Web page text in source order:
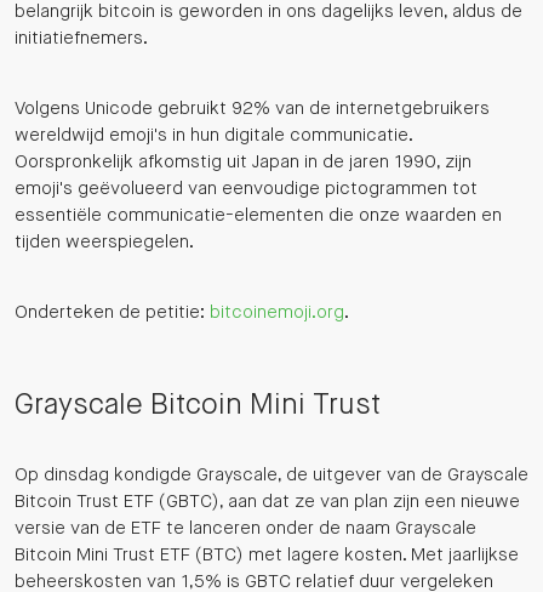
belangrijk bitcoin is geworden in ons dagelijks leven, aldus de
initiatiefnemers.
Volgens Unicode gebruikt 92% van de internetgebruikers
wereldwijd emoji's in hun digitale communicatie.
Oorspronkelijk afkomstig uit Japan in de jaren 1990, zijn
emoji's geëvolueerd van eenvoudige pictogrammen tot
essentiële communicatie-elementen die onze waarden en
tijden weerspiegelen.
Onderteken de petitie: bitcoinemoji.org.
Grayscale Bitcoin Mini Trust
Op dinsdag kondigde Grayscale, de uitgever van de Grayscale
Bitcoin Trust ETF (GBTC), aan dat ze van plan zijn een nieuwe
versie van de ETF te lanceren onder de naam Grayscale
Bitcoin Mini Trust ETF (BTC) met lagere kosten. Met jaarlijkse
beheerskosten van 1,5% is GBTC relatief duur vergeleken